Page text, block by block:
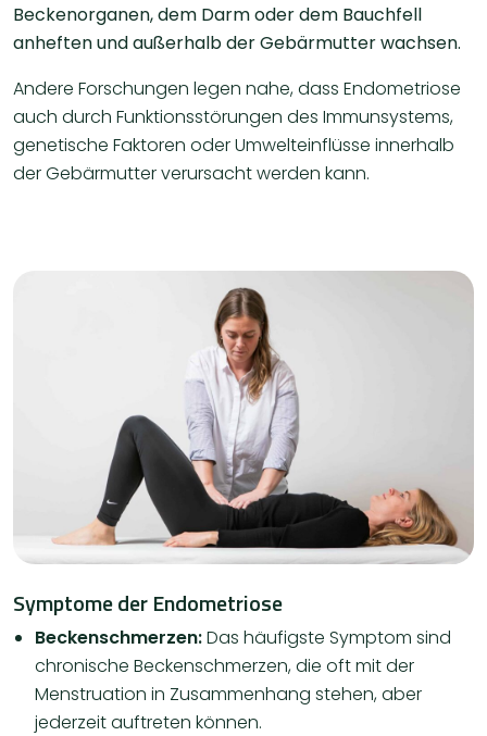
Beckenorganen, dem Darm oder dem Bauchfell
anheften und außerhalb der Gebärmutter wachsen.
Andere Forschungen legen nahe, dass Endometriose
auch durch Funktionsstörungen des Immunsystems,
genetische Faktoren oder Umwelteinflüsse innerhalb
der Gebärmutter verursacht werden kann.
Symptome der Endometriose
Beckenschmerzen:Das häufigste Symptom sind
chronische Beckenschmerzen, die oft mit der
Menstruation in Zusammenhang stehen, aber
jederzeit auftreten können.